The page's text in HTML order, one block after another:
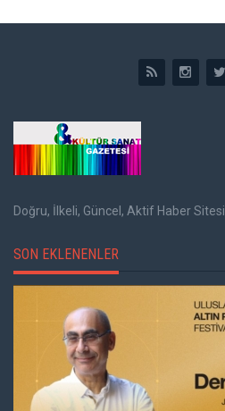
Doğru, İlkeli, Güncel, Aktif Haber Sitesi
SON EKLENENLER